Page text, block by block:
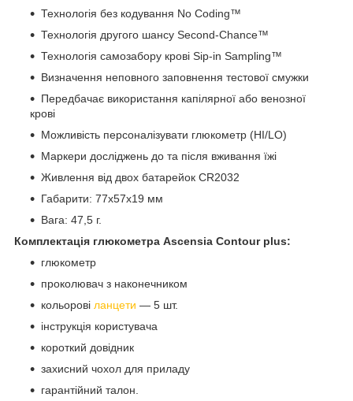
Технологія без кодування No Coding™
Технологія другого шансу Second-Chance™
Технологія самозабору крові Sip-in Sampling™
Визначення неповного заповнення тестової смужки
Передбачає використання капілярної або венозної
крові
Можливість персоналізувати глюкометр (HI/LO)
Маркери досліджень до та після вживання їжі
Живлення від двох батарейок CR2032
Габарити: 77x57x19 мм
Вага: 47,5 г.
Комплектація глюкометра Ascensia Contour plus:
глюкометр
проколювач з наконечником
кольорові ланцети — 5 шт.
інструкція користувача
короткий довідник
захисний чохол для приладу
гарантійний талон.